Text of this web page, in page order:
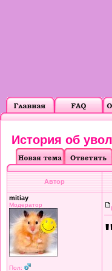
История об
Автор
mitiay
Модератор
Пол: